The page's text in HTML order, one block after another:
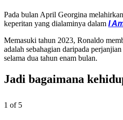
Pada bulan April Georgina
keperitan yang dialaminya dalam I
Memasuki tahun 2023, Ronaldo
adalah sebahagian daripada
selama dua tahun enam bulan.
Jadi bagaimana
1 of 5